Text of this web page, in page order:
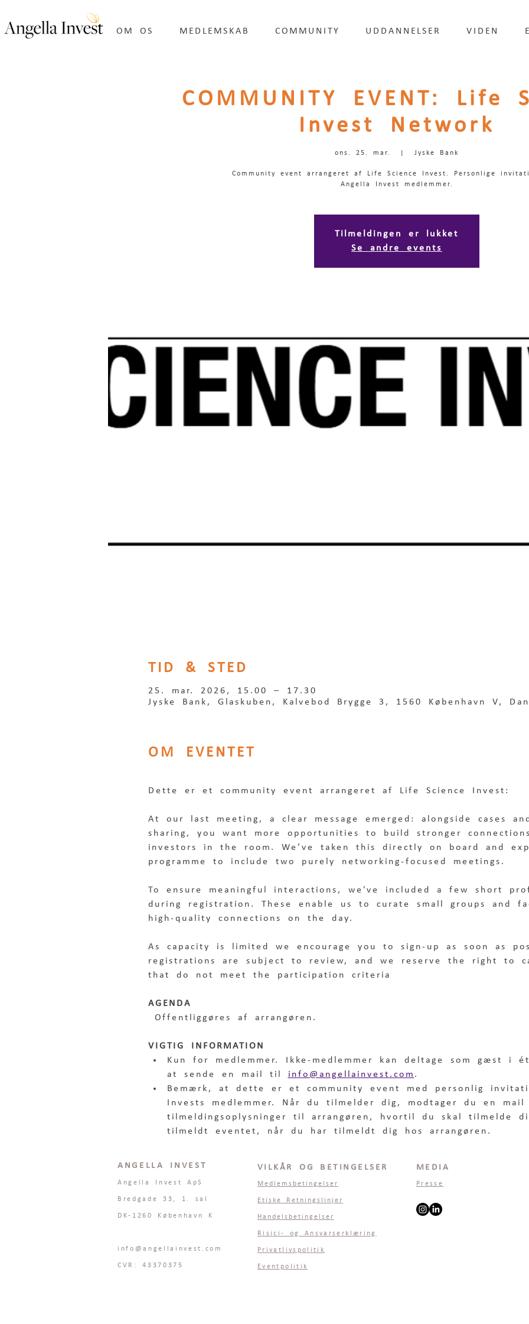
OM OS MEDLEMSKAB COMMUNITY UDDANNELSER VIDEN
COMMUNITY EVENT: Life
Invest Network
ons. 25. mar. Jyske Bank
Community event arrangeret af Life Science Invest. Personlige
Angella Invest medlemmer.
Tilmeldingen er lukket
Se andre events
TID & STED
25. mar. 2026, 15.00 – 17.30
Jyske Bank, Glaskuben, Kalvebod Brygge 3, 1560 København V,
OM EVENTET
Dette er et community event arrangeret af Life Science Invest:
At our last meeting, a clear message emerged: alongside cases
sharing, you want more opportunities to build stronger
investors in the room. We’ve taken this directly on board and
programme to include two purely networking-focused meetings.
To ensure meaningful interactions, we've included a few short
during registration. These enable us to curate small groups and
high-quality connections on the day.
As capacity is limited we encourage you to sign-up as soon as
registrations are subject to review, and we reserve the right to
that do not meet the participation criteria
AGENDA
Offentliggøres af arrangøren.
VIGTIG INFORMATION
Kun for medlemmer. Ikke-medlemmer kan deltage som gæst i
at sende en mail til info@angellainvest.com .
Bemærk, at dette er et community event med personlig
Invests medlemmer. Når du tilmelder dig, modtager du en mail
tilmeldingsoplysninger til arrangøren, hvortil du skal tilmelde
tilmeldt eventet, når du har tilmeldt dig hos arrangøren.
ANGELLA INVEST
Angella Invest ApS
Bredgade 33, 1. sal
DK-1260 København K
info@angellainvest.com
CVR: 43370375
VILKÅR OG BETINGELSER
Medlemsbetingelser
Etiske Retningslinjer
Handelsbetingelser
Risici- og Ansvarserklæring
Privatlivspolitik
Eventpolitik
MEDIA
Presse